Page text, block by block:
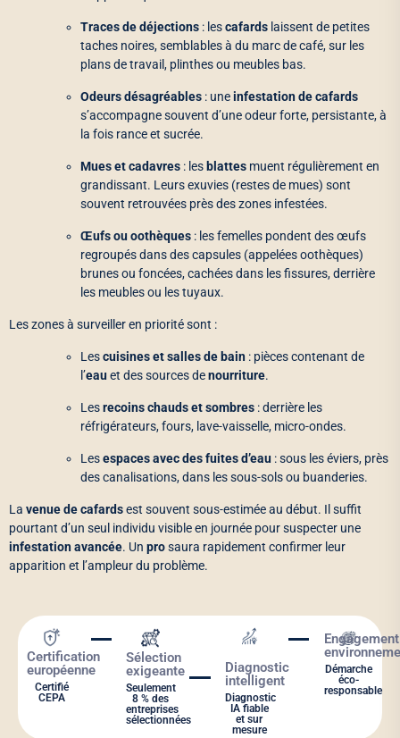
Traces de déjections : lescafards laissent de petites
taches noires, semblables à du marc de café, sur les
plans de travail, plinthes ou meubles bas.
Odeurs désagréables : uneinfestation de cafards
s’accompagne souvent d’une odeur forte, persistante, à
la fois rance et sucrée.
Mues et cadavres : les blattes muent régulièrement en
grandissant. Leurs exuvies (restes de mues) sont
souvent retrouvées près des zones infestées.
Œufs ou oothèques : les femelles pondent des œufs
regroupés dans des capsules (appelées oothèques)
brunes ou foncées, cachées dans les fissures, derrière
les meubles ou les tuyaux.
Les zones à surveiller en priorité sont :
Lescuisines et salles de bain : pièces contenant de
l’eauet des sources denourriture.
Lesrecoins chauds et sombres : derrière les
réfrigérateurs, fours, lave-vaisselle, micro-ondes.
Lesespaces avec des fuites d’eau : sous les éviers, près
des canalisations, dans les sous-sols ou buanderies.
La venue de cafardsest souvent sous-estimée au début. Il suffit
pourtant d’un seul individu visible en journée pour suspecter une
infestation avancée. Un prosaura rapidement confirmer leur
apparition et l’ampleur du problème.
Certification
européenne
Certifié
CEPA
Sélection
exigeante
Seulement
8 % des
entreprises
sélectionnées
Diagnostic
intelligent
Diagnostic
IA fiable
et sur
mesure
Engagement
Démarche
éco-
responsable